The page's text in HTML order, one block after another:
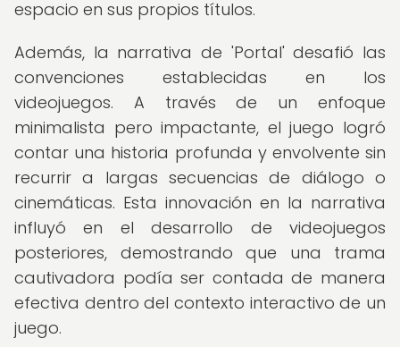
espacio en sus propios títulos.
Además, la narrativa de 'Portal' desafió las
convenciones establecidas en los
videojuegos. A través de un enfoque
minimalista pero impactante, el juego logró
contar una historia profunda y envolvente sin
recurrir a largas secuencias de diálogo o
cinemáticas. Esta innovación en la narrativa
influyó en el desarrollo de videojuegos
posteriores, demostrando que una trama
cautivadora podía ser contada de manera
efectiva dentro del contexto interactivo de un
juego.